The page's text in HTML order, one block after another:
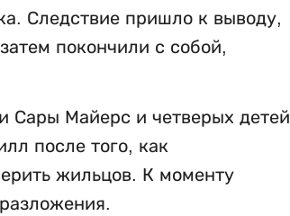
Следствие пришло к выводу,
покончили с собой,
Сары Майерс и четверых детей
после того, как
жильцов. К моменту